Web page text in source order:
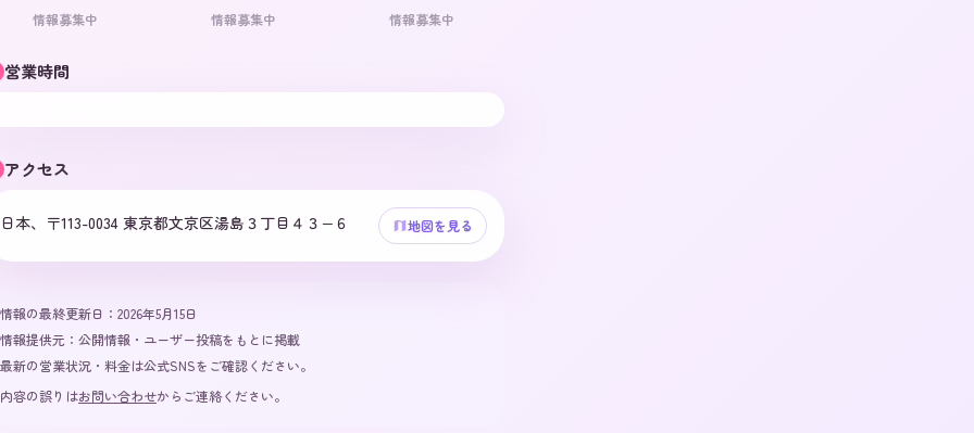
情報募集中 情報募集中 情報募集中
営業時間
アクセス
日本、〒113-0034 東京都文京区湯島３丁目４３−６ 地図を見る
情報の最終更新日： 2026年5月15日
情報提供元： 公開情報・ユーザー投稿をもとに掲載
最新の営業状況・料金は公式SNSをご確認ください。
内容の誤りはお問い合わせからご連絡ください。